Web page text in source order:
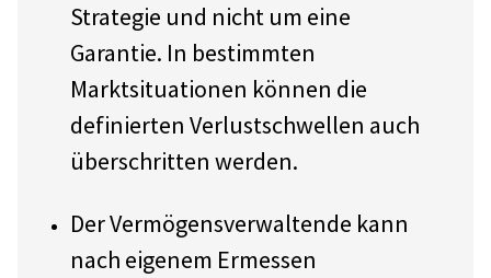
Strategie und nicht um eine
Garantie. In bestimmten
Markt­situationen können die
definierten Verlust­schwellen auch
überschritten werden.
Der Vermögensverwaltende kann
nach eigenem Ermessen